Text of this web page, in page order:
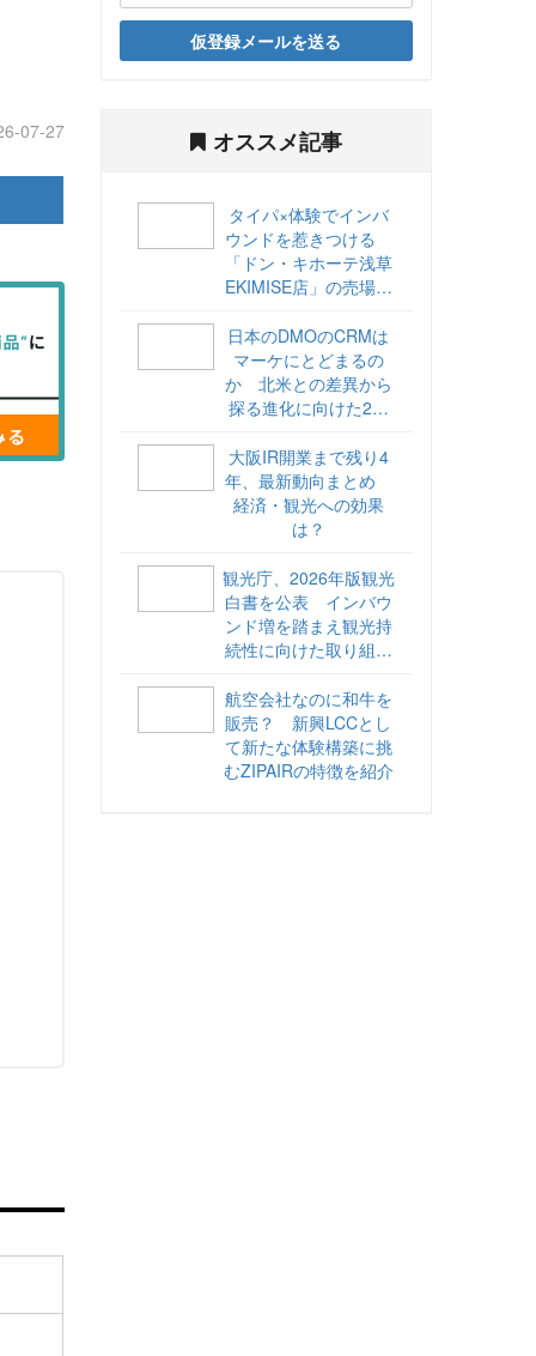
07-27
仮登録メールを送る
オススメ記事
タイパ×体験でインバ
ウンドを惹きつける
「ドン・キホーテ浅草
EKIMISE店」の売場づ
日本のDMOのCRMは
マーケにとどまるの
か 北米との差異から
探る進化に向けた2ス
海外DMOのリアル
vol.6】
大阪IR開業まで残り4
年、最新動向まとめ
経済・観光への効果
は？
観光庁、2026年版観光
白書を公表 インバウ
ンド増を踏まえ観光持
続性に向けた取り組み
航空会社なのに和牛を
販売？ 新興LCCとし
て新たな体験構築に挑
むZIPAIRの特徴を紹介